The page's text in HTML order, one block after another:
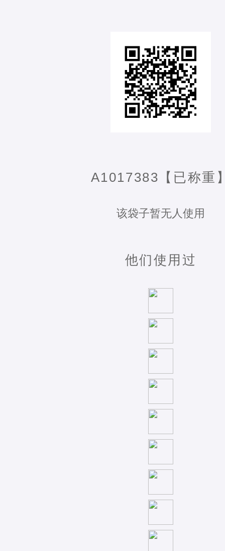
A1017383【已称重
该袋子暂无人使用
他们使用过